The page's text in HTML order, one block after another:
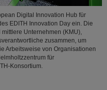
Digital Innovation Hub für
EDITH Innovation Day ein. Die
Unternehmen (KMU),
zusammen, um
Arbeitsweise von Organisationen
für
Konsortium.